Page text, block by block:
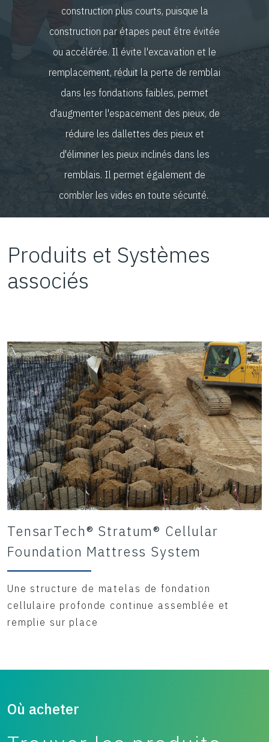
construction plus courts, puisque la
construction par étapes peut être évitée
ou accélérée. Il évite l'excavation et le
remplacement, réduit la perte de remblai
dans les fondations faibles, permet
d'augmenter l'espacement des pieux, de
réduire les dallettes des pieux et
d'éliminer les pieux inclinés dans les
remblais. Il permet également de
combler les vides en toute sécurité.
Produits et Systèmes
associés
TensarTech® Stratum® Cellular
Foundation Mattress System
Une structure de matelas de fondation
cellulaire profonde continue assemblée et
remplie sur place
Où acheter